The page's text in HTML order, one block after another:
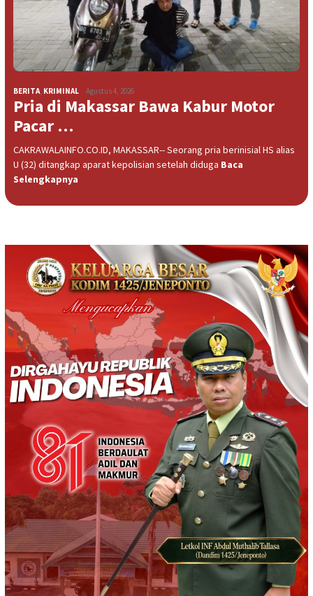
BERITA, KRIMINAL Agustus 4, 2026
Pria di Makassar Bawa Kabur Motor
Pacar …
CAKRAWALAINFO.CO.ID, MAKASSAR-- Seorang pria berinisial HS alias
U (32) ditangkap aparat kepolisian setelah diduga Baca
Selengkapnya